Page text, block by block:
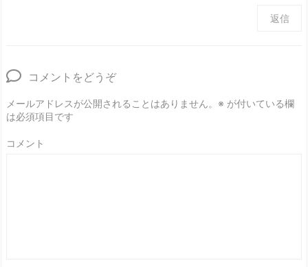
返信
コメントをどうぞ
メールアドレスが公開されることはありません。 ※ が付いている欄
は必須項目です
コメント